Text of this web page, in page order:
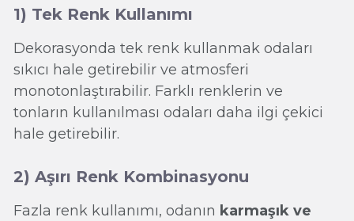
1) Tek Renk Kullanımı
Dekorasyonda tek renk kullanmak odaları
sıkıcı hale getirebilir ve atmosferi
monotonlaştırabilir. Farklı renklerin ve
tonların kullanılması odaları daha ilgi çekici
hale getirebilir.
2) Aşırı Renk Kombinasyonu
Fazla renk kullanımı, odanın karmaşık ve